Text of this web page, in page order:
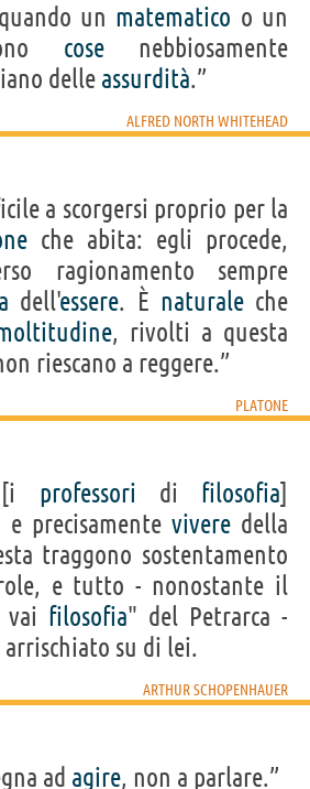
un matematico o un
cosenebbiosamente
delle assurdità.”
ALFRED NORTH WHITEHEAD
a scorgersi proprio per la
che abita: egli procede,
ragionamento sempre
dell'essere. È naturaleche
, rivolti a questa
riescano a reggere.”
PLATONE
[i professori di filosofia]
e precisamente vivere della
traggono sostentamento
e tutto - nonostante il
vai filosofia" del Petrarca -
su di lei.
ARTHUR SCHOPENHAUER
ad agire, non a parlare.”